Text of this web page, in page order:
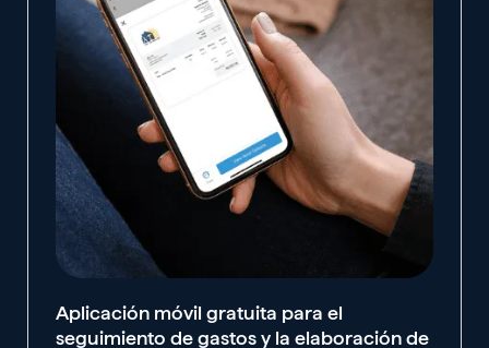
Aplicación móvil gratuita para el
seguimiento de gastos y la elaboración de